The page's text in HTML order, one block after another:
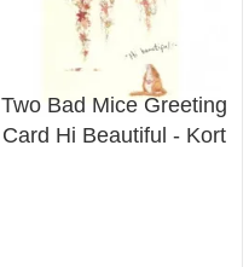
Two Bad Mice Greeting
Card Hi Beautiful - Kort